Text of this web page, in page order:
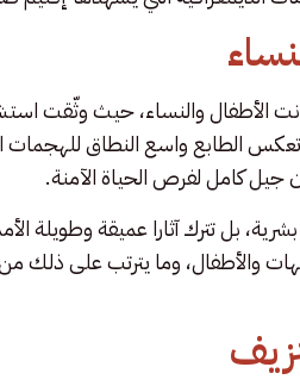
وهي أرقام تعكس الطابع واسع النطاق
جيل كامل لفرص الحياة الآمنة.
بل تترك آثارا عميقة وطويلة
والأطفال، وما يترتب على ذلك